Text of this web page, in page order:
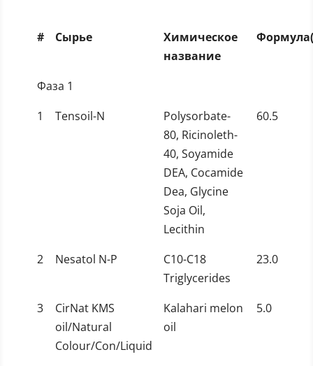
# Сырье
Химическое
название
Фаза 1
1
Tensoil-N
Polysorbate-
80, Ricinoleth-
40, Soyamide
DEA, Cocamide
Dea, Glycine
Soja Oil,
Lecithin
60.5
2 Nesatol N-P
C10-C18
Triglycerides
23.0
3
CirNat KMS
oil/Natural
Colour/Con/Liquid
Kalahari melon
oil
5.0